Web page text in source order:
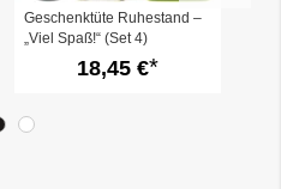
Geschenktüte Ruhestand –
„Viel Spaß!“ (Set 4)
18,45 €